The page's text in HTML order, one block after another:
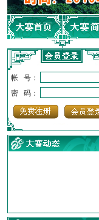
帐 号：
密 码：
·【诗意·名城】地铁展示作...